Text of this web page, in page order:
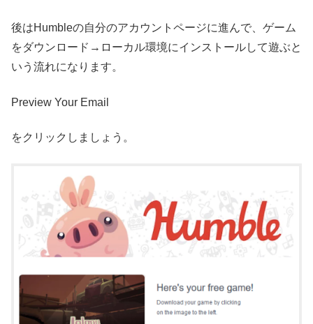
後はHumbleの自分のアカウントページに進んで、ゲーム
をダウンロード→ローカル環境にインストールして遊ぶと
いう流れになります。
Preview Your Email
をクリックしましょう。